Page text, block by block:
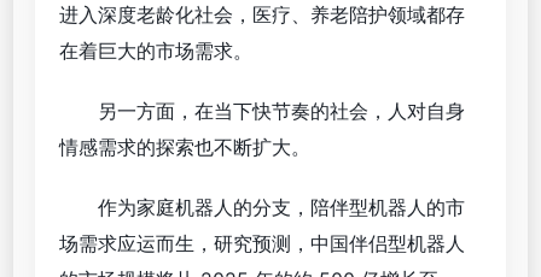
进入深度老龄化社会，医疗、养老陪护领域都存
在着巨大的市场需求。
另一方面，在当下快节奏的社会，人对自身
情感需求的探索也不断扩大。
作为家庭机器人的分支，陪伴型机器人的市
场需求应运而生，研究预测，中国伴侣型机器人